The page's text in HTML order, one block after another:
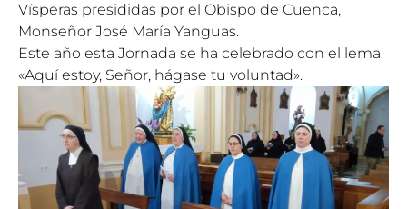
Vísperas presididas por el Obispo de Cuenca,
Monseñor José María Yanguas.
Este año esta Jornada se ha celebrado con el lema
«Aquí estoy, Señor, hágase tu voluntad».